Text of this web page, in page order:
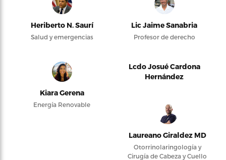
Heriberto N. Saurí
Salud y emergencias
Lic Jaime Sanabria
Profesor de derecho
Kiara Gerena
Energía Renovable
Lcdo Josué Cardona
Hernández
Laureano Giraldez MD
Otorrinolaringología y
Cirugía de Cabeza y Cuello